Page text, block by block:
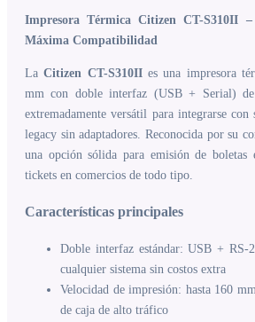
Impresora Térmica Citizen CT-S310II
Máxima Compatibilidad
LaCitizen CT-S310IIes una impresora
mm con doble interfaz (USB + Serial)
extremadamente versátil para integrarse con
legacy sin adaptadores. Reconocida por su
una opción sólida para emisión de boletas
tickets en comercios de todo tipo.
Características principales
Doble interfaz estándar: USB +
cualquier sistema sin costos extra
Velocidad de impresión: hasta 160
de caja de alto tráfico